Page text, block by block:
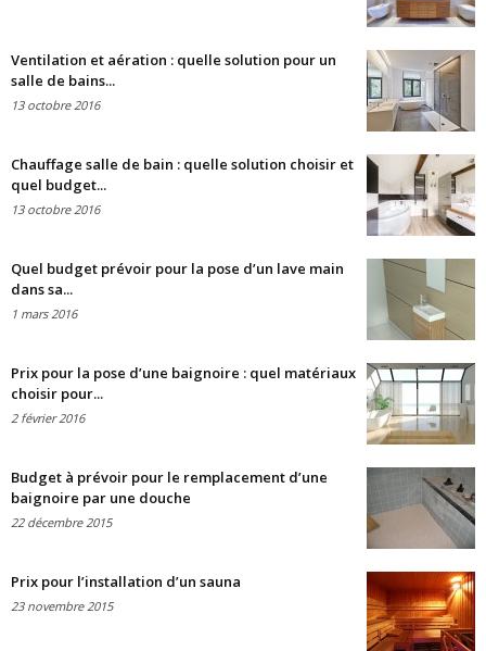
Ventilation et aération : quelle solution pour un
salle de bains...
13 octobre 2016
Chauffage salle de bain : quelle solution choisir et
quel budget...
13 octobre 2016
Quel budget prévoir pour la pose d’un lave main
dans sa...
1 mars 2016
Prix pour la pose d’une baignoire : quel matériaux
choisir pour...
2 février 2016
Budget à prévoir pour le remplacement d’une
baignoire par une douche
22 décembre 2015
Prix pour l’installation d’un sauna
23 novembre 2015